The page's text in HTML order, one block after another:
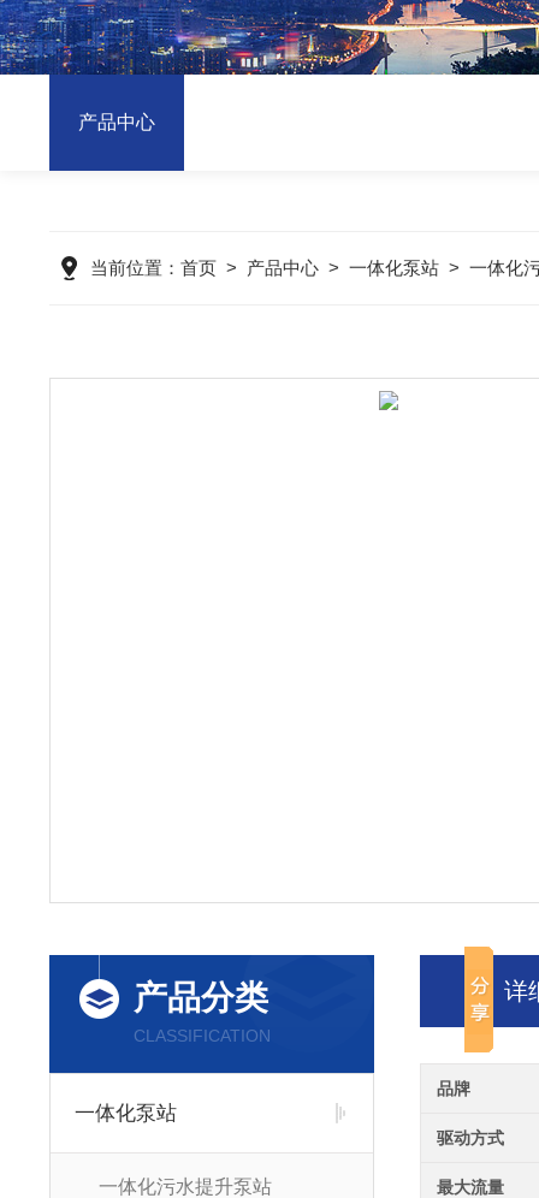
产品中心
当前位置： 首页> 产品中心> 一体化泵站> 一体化
产品分类
CLASSIFICATION
一体化泵站
一体化污水提升泵站
详
品牌
驱动方式
最大流量